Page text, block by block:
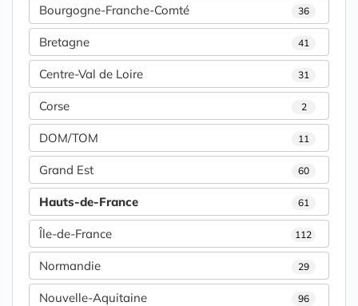
Bourgogne-Franche-Comté 36
Bretagne 41
Centre-Val de Loire 31
Corse 2
DOM/TOM 11
Grand Est 60
Hauts-de-France 61
Île-de-France 112
Normandie 29
Nouvelle-Aquitaine 96